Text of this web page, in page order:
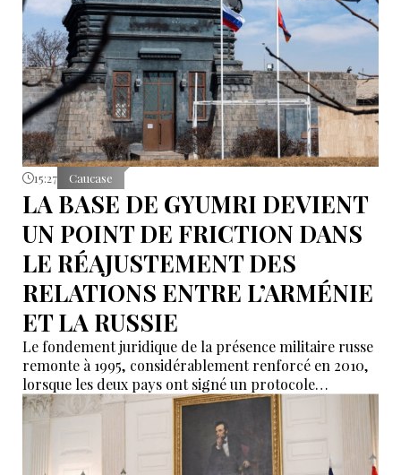
15:27 Caucase
LA BASE DE GYUMRI DEVIENT
UN POINT DE FRICTION DANS
LE RÉAJUSTEMENT DES
RELATIONS ENTRE L’ARMÉNIE
ET LA RUSSIE
Le fondement juridique de la présence militaire russe
remonte à 1995, considérablement renforcé en 2010,
lorsque les deux pays ont signé un protocole
additionnel prolongeant sa validité jusqu’en 2044.